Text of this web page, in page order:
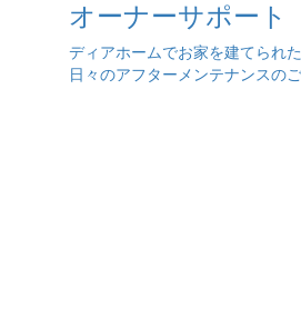
オーナーサポート
ディアホームでお家を建てられた
日々のアフターメンテナンスの